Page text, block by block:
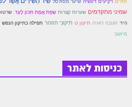
שמיני מתקדמים שערות קצרות שְׂפַת אֱמֶת תִּכּוֹן לָעַד.
היד תגובה ראויה תיקון ט תיקוני הזוהר תפילה כתיקון הנפש
מיושב
כניסות לאתר